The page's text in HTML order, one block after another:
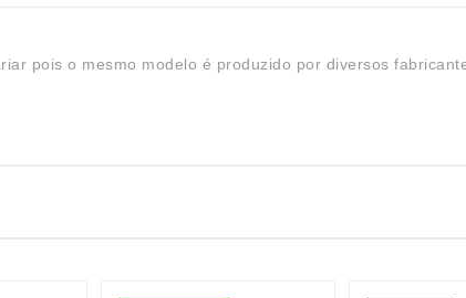
pois o mesmo modelo é produzido por diversos